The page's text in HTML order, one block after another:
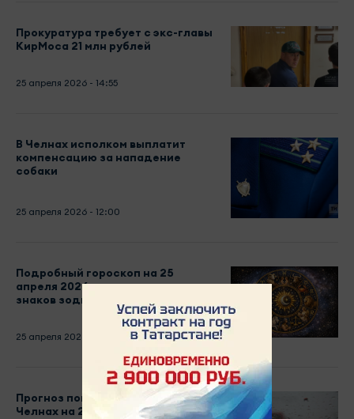
Прокуратура требует с экс-главы
КирМоса 21 млн рублей
25 апреля 2026 - 14:55
В Челнах исполком выплатит
компенсацию за нападение
собаки
25 апреля 2026 - 12:00
Подробный гороскоп на 25
апреля 2026 года для всех
знаков зодиака
25 апреля 2026 - 10:30
Прогноз погоды в Набережных
Челнах на 25 апреля